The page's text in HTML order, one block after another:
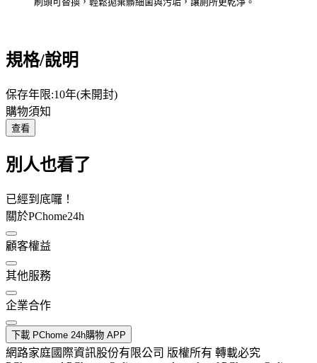
規格/說明
保存年限:10年(未開封)
購物須知
查看
別人也看了
已經到底囉！
關於PChome24h
顧客權益
其他服務
企業合作
下載 PChome 24h購物 APP
網路家庭國際資訊股份有限公司 版權所有 轉載必究